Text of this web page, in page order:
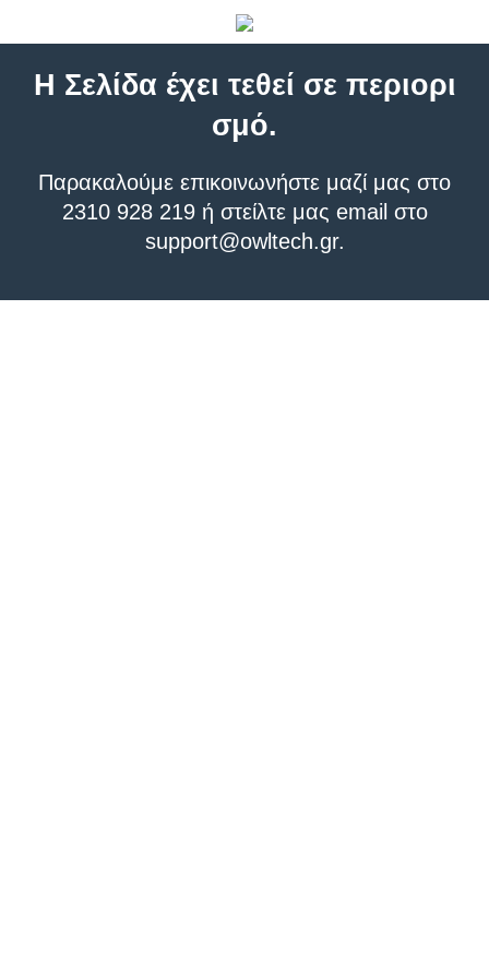
Η Σελίδα έχει τεθεί σε περιορι
σμό.
Παρακαλούμε επικοινωνήστε μαζί μας στο
2310 928 219 ή στείλτε μας email στο
support@owltech.gr.